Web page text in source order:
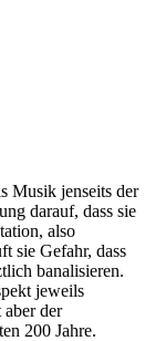
Musik jenseits der
darauf, dass sie
also
sie Gefahr, dass
banalisieren.
jeweils
der
200 Jahre.